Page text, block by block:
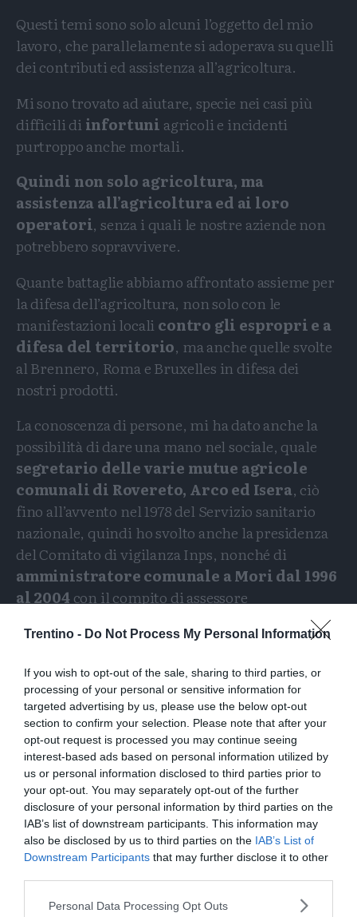
Trentino - Do Not Process My Personal Information
If you wish to opt-out of the sale, sharing to third parties, or
processing of your personal or sensitive information for
targeted advertising by us, please use the below opt-out
section to confirm your selection. Please note that after your
opt-out request is processed you may continue seeing
interest-based ads based on personal information utilized by
us or personal information disclosed to third parties prior to
your opt-out. You may separately opt-out of the further
disclosure of your personal information by third parties on the
IAB’s list of downstream participants. This information may
also be disclosed by us to third parties on the IAB’s List of
Downstream Participants that may further disclose it to other
Personal Data Processing Opt Outs
Questi temi sono solo alcuni l’oggetto del mio
lavoro, che parallelamente si adoperava su quelli
dei contributi ed assistenza all’agricoltura.
Mi sono trovato ad aiutare, specie nei casi più
difficili di infortuni agricoli e incidenti
purtroppo anche mortali.
Quindi non solo agricoltura, ma
assistenza all’agricoltura ed ai loro
operatori, senza i quali le nostre aziende non
potrebbero sopravvivere.
Quante battaglie abbiamo affrontato assieme per
la difesa dell’agricoltura, non solo con le
manifestazioni locali contro gli espropri e a
difesa del territorio, ma anche quelle svolte
al Brennero, Roma e Bruxelles in difesa dei
nostri prodotti.
La conoscenza di persone, mi ha dato anche la
possibilità di dare una mano nel sociale, quale
segretario delle varie mutue agricole
comunali di Rovereto, Arco ed Isera, ciò
fino all’avvento nel 1978 del Servizio sanitario
nazionale, quindi ho svolto anche la presidenza
del Comitato di vigilanza Inps, nonché di
amministratore comunale a Mori dal 1996
al 2004con il compito di assessore
all’agricoltura,turismo e ambiente, prima, e poi
di presidente del consiglio comunale.
Durante questi incarichi politici, il mio occhio è
sempre stato attento ai problemi agricoli,
portando in questi ambienti le varie necessità e
richieste aziendali.
Grande è stata l’introduzione nei comuni di
Mori, Ronzo Chienis ed Isera delPatto
territoriale della valle di Gresta, i benefici
delle risorse agricole hanno salvato e
modernizzato moltissime aziende di quell’area
svantaggiata.